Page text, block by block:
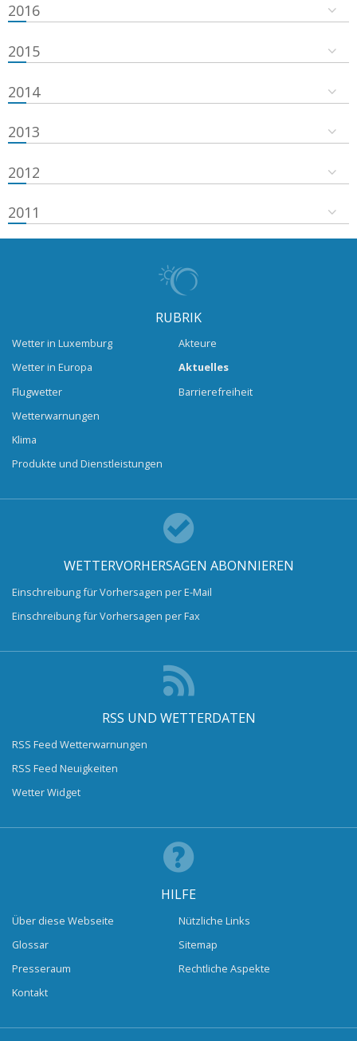
2016
2015
2014
2013
2012
2011
RUBRIK
Wetter in Luxemburg
Wetter in Europa
Flugwetter
Wetterwarnungen
Klima
Produkte und Dienstleistungen
Akteure
Aktuelles
Barrierefreiheit
WETTERVORHERSAGEN ABONNIEREN
Einschreibung für Vorhersagen per E-Mail
Einschreibung für Vorhersagen per Fax
RSS UND WETTERDATEN
RSS Feed Wetterwarnungen
RSS Feed Neuigkeiten
Wetter Widget
HILFE
Über diese Webseite
Glossar
Presseraum
Kontakt
Nützliche Links
Sitemap
Rechtliche Aspekte